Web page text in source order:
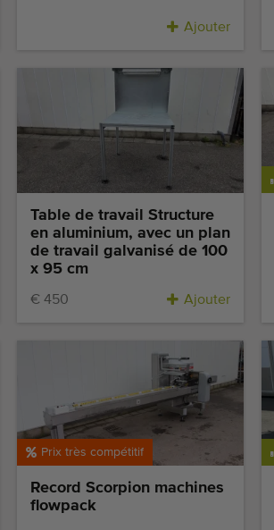
Ajouter
Table de travail Structure
en aluminium, avec un plan
de travail galvanisé de 100
x 95 cm
€ 450 Ajouter
Prix très compétitif
Record Scorpion machines
flowpack